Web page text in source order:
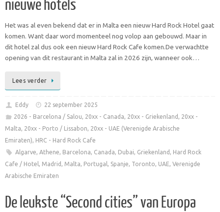
nieuwe hotels
Het was al even bekend dat er in Malta een nieuw Hard Rock Hotel gaat
komen. Want daar word momenteel nog volop aan gebouwd. Maar in
dit hotel zal dus ook een nieuw Hard Rock Cafe komen.De verwachtte
opening van dit restaurant in Malta zal in 2026 zijn, wanneer ook…
Lees verder
Eddy
22 september 2025
2026 - Barcelona / Salou, 20xx - Canada, 20xx - Griekenland , 20xx -
Malta, 20xx - Porto / Lissabon, 20xx - UAE (Verenigde Arabische
Emiraten), HRC - Hard Rock Cafe
Algarve, Athene, Barcelona, Canada, Dubai, Griekenland , Hard Rock
Cafe / Hotel , Madrid , Malta, Portugal , Spanje, Toronto, UAE, Verenigde
Arabische Emiraten
De leukste “Second cities” van Europa